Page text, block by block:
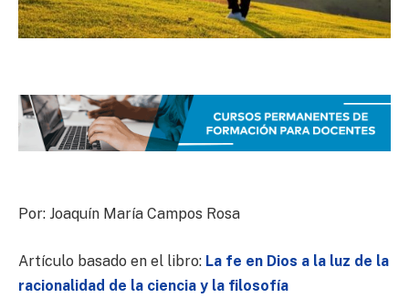
Por: Joaquín María Campos Rosa
Artículo basado en el libro: La fe en Dios a la luz de la
racionalidad de la ciencia y la filosofía